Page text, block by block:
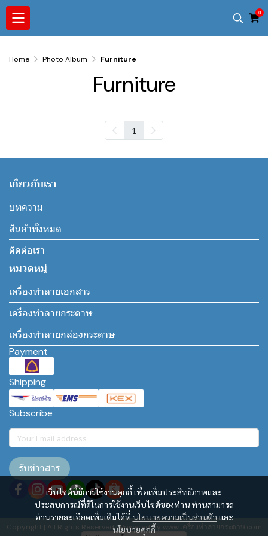
0
Home Photo Album Furniture
Furniture
1
เว็บไซต์นี้มีการใช้งานคุกกี้ เพื่อเพิ่มประสิทธิภาพและ
ประสบการณ์ที่ดีในการใช้งานเว็บไซต์ของท่าน ท่านสามารถ
อ่านรายละเอียดเพิ่มเติมได้ที่ นโยบายความเป็นส่วนตัว และ
นโยบายคุกกี้
เกี่ยวกับเรา
บทความ
สินค้าทั้งหมด
ติดต่อเรา
หมวดหมู่
เครื่องทำลายเอกสาร
เครื่องทำลายกระดาษ
เครื่องทำลายกล่องกระดาษ
Payment
Shipping
Subscribe
รับข่าวสาร
Copyright | All Rights Reserved | Powered by www.เครื่องทำลายกระดาษ.com